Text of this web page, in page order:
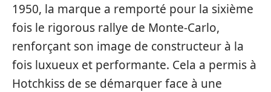
1950, la marque a remporté pour la sixième
fois le rigorous rallye de Monte-Carlo,
renforçant son image de constructeur à la
fois luxueux et performante. Cela a permis à
Hotchkiss de se démarquer face à une